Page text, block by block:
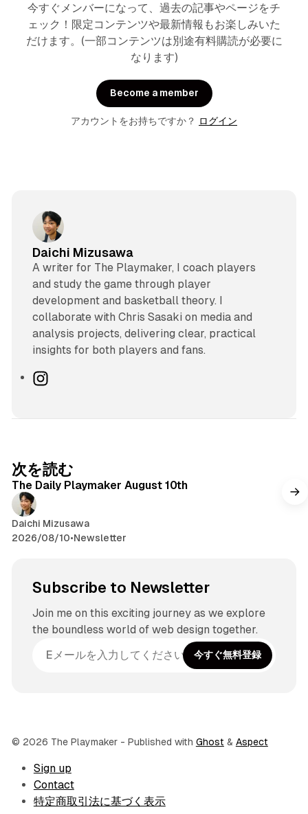
今すぐメンバーになって、過去の記事やページをチ
ェック！限定コンテンツや最新情報もお楽しみいた
だけます。(一部コンテンツは別途有料購読が必要に
なります)
Become a member
アカウントをお持ちですか？ ログイン
Daichi Mizusawa
A writer for The Playmaker, I coach players
and study the game through player
development and basketball theory. I
collaborate with Chris Sasaki on media and
analysis projects, delivering clear, practical
insights for both players and fans.
I
g
r
a
次を読む
The Daily Playmaker August 10th
Daichi Mizusawa
2026/08/10•Newsletter
Subscribe to Newsletter
Join me on this exciting journey as we explore
the boundless world of web design together.
今すぐ無料登録
© 2026 The Playmaker- Published with Ghost & Aspect
Sign up
Contact
特定商取引法に基づく表示